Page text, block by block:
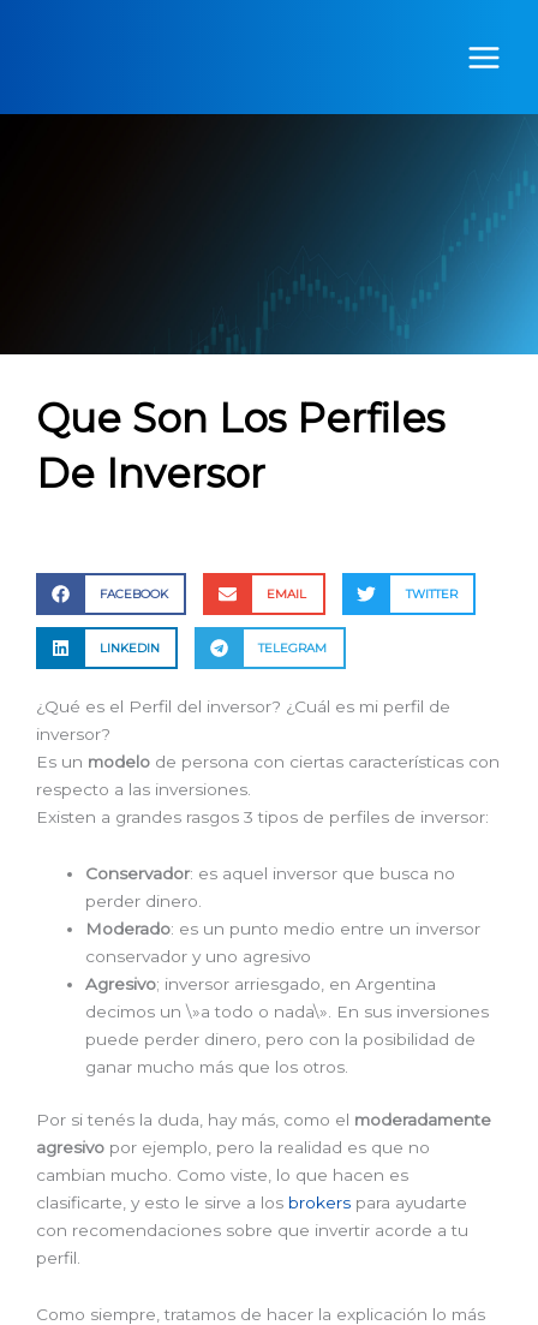
Que Son Los Perfiles
De Inversor
FACEBOOK EMAIL TWITTER
LINKEDIN TELEGRAM
¿Qué es el Perfil del inversor? ¿Cuál es mi perfil de
inversor?
Es un modelo de persona con ciertas características con
respecto a las inversiones.
Existen a grandes rasgos 3 tipos de perfiles de inversor:
Conservador: es aquel inversor que busca no
perder dinero.
Moderado: es un punto medio entre un inversor
conservador y uno agresivo
Agresivo; inversor arriesgado, en Argentina
decimos un \»a todo o nada\». En sus inversiones
puede perder dinero, pero con la posibilidad de
ganar mucho más que los otros.
Por si tenés la duda, hay más, como el moderadamente
agresivo por ejemplo, pero la realidad es que no
cambian mucho. Como viste, lo que hacen es
clasificarte, y esto le sirve a los brokers para ayudarte
con recomendaciones sobre que invertir acorde a tu
perfil.
Como siempre, tratamos de hacer la explicación lo más